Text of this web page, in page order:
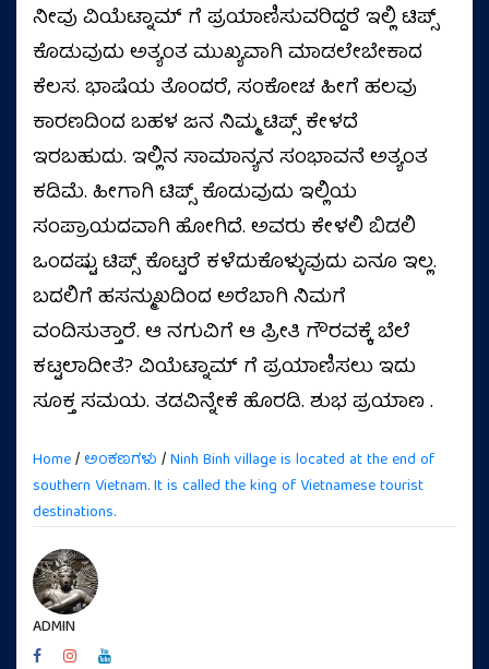
ನೀವು ವಿಯೆಟ್ನಾಮ್ ಗೆ ಪ್ರಯಾಣಿಸುವರಿದ್ದರೆ ಇಲ್ಲಿ ಟಿಪ್ಸ್
ಕೊಡುವುದು ಅತ್ಯಂತ ಮುಖ್ಯವಾಗಿ ಮಾಡಲೇಬೇಕಾದ
ಕೆಲಸ. ಭಾಷೆಯ ತೊಂದರೆ, ಸಂಕೋಚ ಹೀಗೆ ಹಲವು
ಕಾರಣದಿಂದ ಬಹಳ ಜನ ನಿಮ್ಮ ಟಿಪ್ಸ್ ಕೇಳದೆ
ಇರಬಹುದು. ಇಲ್ಲಿನ ಸಾಮಾನ್ಯನ ಸಂಭಾವನೆ ಅತ್ಯಂತ
ಕಡಿಮೆ. ಹೀಗಾಗಿ ಟಿಪ್ಸ್ ಕೊಡುವುದು ಇಲ್ಲಿಯ
ಸಂಪ್ರಾಯದವಾಗಿ ಹೋಗಿದೆ. ಅವರು ಕೇಳಲಿ ಬಿಡಲಿ
ಒಂದಷ್ಟು ಟಿಪ್ಸ್ ಕೊಟ್ಟರೆ ಕಳೆದುಕೊಳ್ಳುವುದು ಏನೂ ಇಲ್ಲ.
ಬದಲಿಗೆ ಹಸನ್ಮುಖದಿಂದ ಅರೆಬಾಗಿ ನಿಮಗೆ
ವಂದಿಸುತ್ತಾರೆ. ಆ ನಗುವಿಗೆ ಆ ಪ್ರೀತಿ ಗೌರವಕ್ಕೆ ಬೆಲೆ
ಕಟ್ಟಲಾದೀತೆ? ವಿಯೆಟ್ನಾಮ್ ಗೆ ಪ್ರಯಾಣಿಸಲು ಇದು
ಸೂಕ್ತ ಸಮಯ. ತಡವಿನ್ನೇಕೆ ಹೊರಡಿ. ಶುಭ ಪ್ರಯಾಣ .
Home/ ಅಂಕಣಗಳು /Ninh Binh village is located at the end of
southern Vietnam. It is called the king of Vietnamese tourist
destinations.
ADMIN